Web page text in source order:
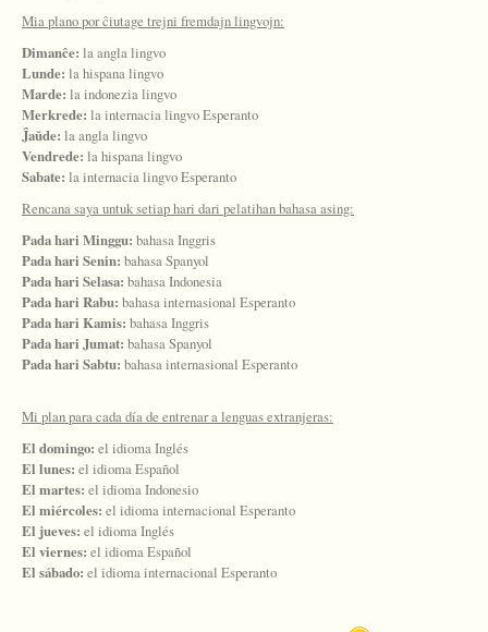
Mia plano por ĉiutage trejni fremdajn lingvojn:
Dimanĉe: la angla lingvo
Lunde: la hispana lingvo
Marde: la indonezia lingvo
Merkrede: la internacia lingvo Esperanto
Ĵaŭde: la angla lingvo
Vendrede: la hispana lingvo
Sabate: la internacia lingvo Esperanto
Rencana saya untuk setiap hari dari pelatihan bahasa asing:
Pada hari Minggu: bahasa Inggris
Pada hari Senin: bahasa Spanyol
Pada hari Selasa: bahasa Indonesia
Pada hari Rabu: bahasa internasional Esperanto
Pada hari Kamis: bahasa Inggris
Pada hari Jumat: bahasa Spanyol
Pada hari Sabtu: bahasa internasional Esperanto
Mi plan para cada día de entrenar a lenguas extranjeras:
El domingo: el idioma Inglés
El lunes: el idioma Español
El martes: el idioma Indonesio
El miércoles: el idioma internacional Esperanto
El jueves: el idioma Inglés
El viernes: el idioma Español
El sábado: el idioma internacional Esperanto